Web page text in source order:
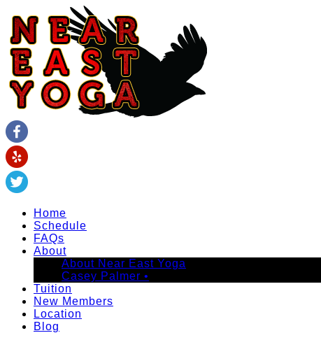
Home
Schedule
FAQs
About
About Near East Yoga
Casey Palmer •
Tuition
New Members
Location
Blog